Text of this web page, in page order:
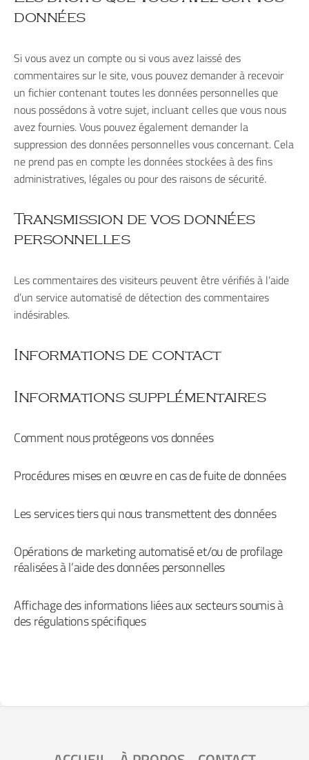
données
Si vous avez un compte ou si vous avez laissé des
commentaires sur le site, vous pouvez demander à recevoir
un fichier contenant toutes les données personnelles que
nous possédons à votre sujet, incluant celles que vous nous
avez fournies. Vous pouvez également demander la
suppression des données personnelles vous concernant. Cela
ne prend pas en compte les données stockées à des fins
administratives, légales ou pour des raisons de sécurité.
Transmission de vos données
personnelles
Les commentaires des visiteurs peuvent être vérifiés à l’aide
d’un service automatisé de détection des commentaires
indésirables.
Informations de contact
Informations supplémentaires
Comment nous protégeons vos données
Procédures mises en œuvre en cas de fuite de données
Les services tiers qui nous transmettent des données
Opérations de marketing automatisé et/ou de profilage
réalisées à l’aide des données personnelles
Affichage des informations liées aux secteurs soumis à
des régulations spécifiques